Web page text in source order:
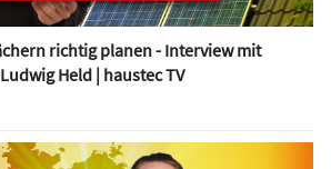
richtig planen - Interview mit
Held | haustec TV